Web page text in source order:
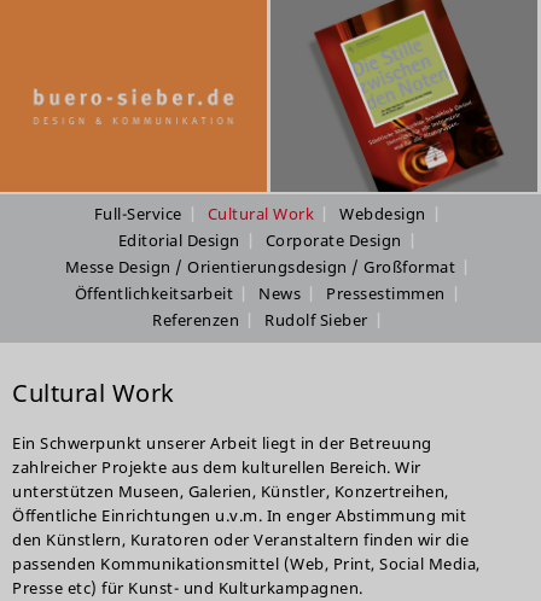
Full-Service Cultural Work
Webdesign
Editorial Design
Corporate Design
Messe Design / Orientierungsdesign / Großformat
Öffentlichkeitsarbeit
News
Pressestimmen
Referenzen
Rudolf Sieber
Cultural Work
Ein Schwerpunkt unserer Arbeit liegt in der Betreuung
zahlreicher Projekte aus dem kulturellen Bereich. Wir
unterstützen Museen, Galerien, Künstler, Konzertreihen,
Öffentliche Einrichtungen u.v.m. In enger Abstimmung mit
den Künstlern, Kuratoren oder Veranstaltern finden wir die
passenden Kommunikationsmittel (Web, Print, Social Media,
Presse etc) für Kunst- und Kulturkampagnen.